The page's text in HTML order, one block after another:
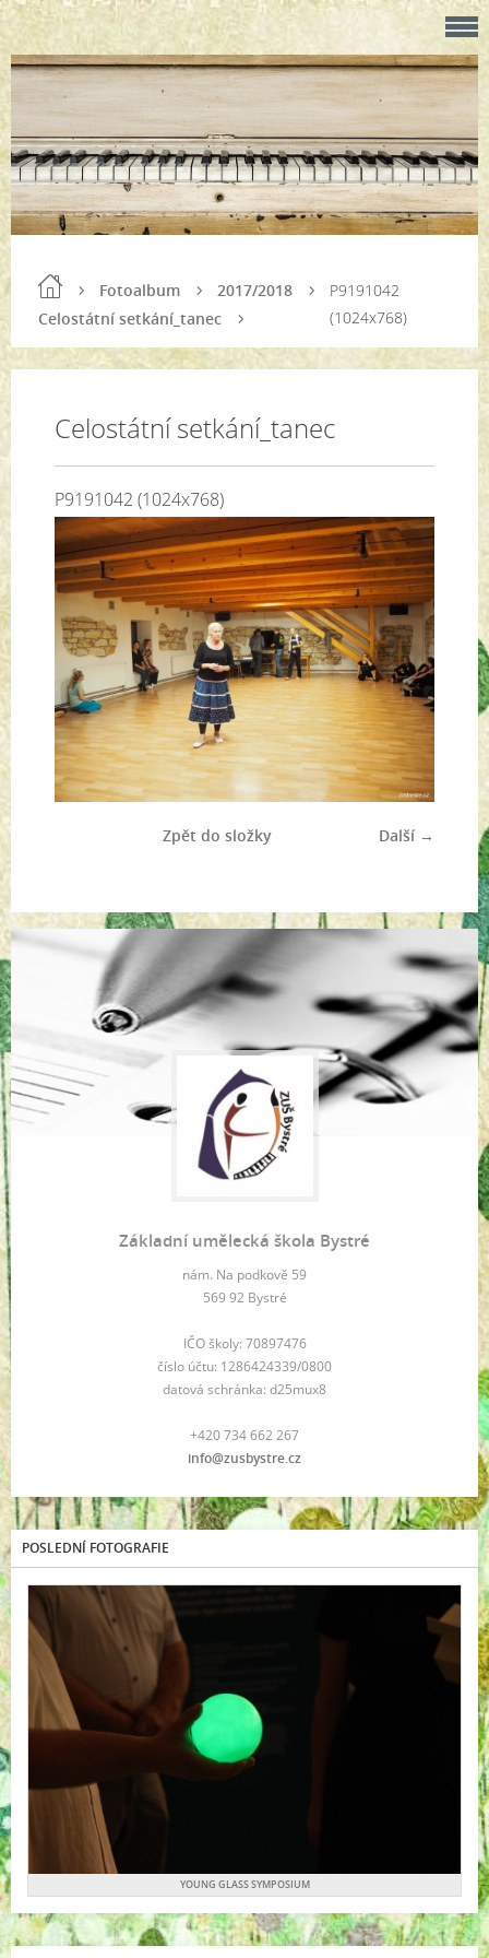
Fotoalbum
2017/2018
Celostátní setkání_tanec
P9191042
(1024x768)
Celostátní setkání_tanec
P9191042 (1024x768)
Další →
Zpět do složky
Základní umělecká škola Bystré
nám. Na podkově 59
569 92 Bystré
IČO školy: 70897476
číslo účtu: 1286424339/0800
datová schránka: d25mux8
+420 734 662 267
info@zusbystre.cz
POSLEDNÍ FOTOGRAFIE
YOUNG GLASS SYMPOSIUM